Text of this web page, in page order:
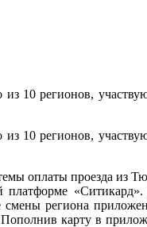
10 регионов,
10 регионов,
оплаты проезда из
«Ситикард».
региона
карту в